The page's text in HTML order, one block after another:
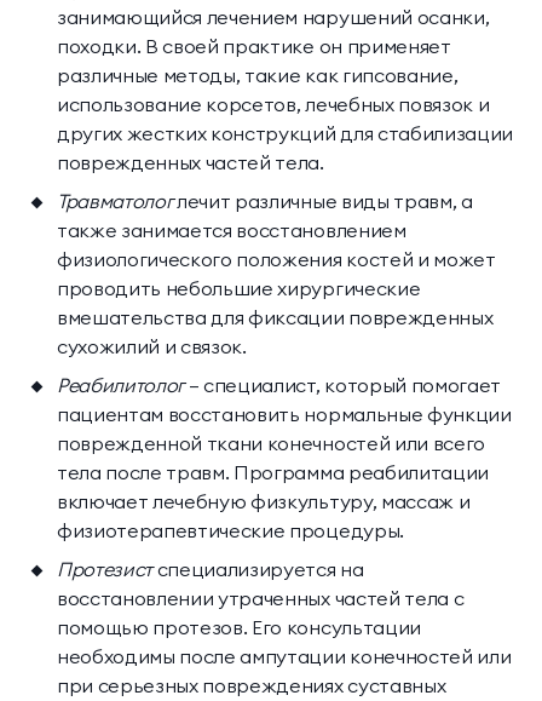
занимающийся лечением нарушений осанки,
походки. В своей практике он применяет
различные методы, такие как гипсование,
использование корсетов, лечебных повязок и
других жестких конструкций для стабилизации
поврежденных частей тела.
Травматологлечит различные виды травм, а
также занимается восстановлением
физиологического положения костей и может
проводить небольшие хирургические
вмешательства для фиксации поврежденных
сухожилий и связок.
Реабилитолог— специалист, который помогает
пациентам восстановить нормальные функции
поврежденной ткани конечностей или всего
тела после травм. Программа реабилитации
включает лечебную физкультуру, массаж и
физиотерапевтические процедуры.
Протезистспециализируется на
восстановлении утраченных частей тела с
помощью протезов. Его консультации
необходимы после ампутации конечностей или
при серьезных повреждениях суставных